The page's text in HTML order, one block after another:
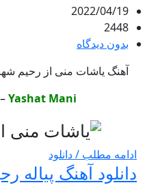
2022/04/19
2448
بدون دیدگاه
آهنگ یاشات منی از رحیم
–Yashat Mani
ادامه مطلب / دانلود
دانلود آهنگ پیاله